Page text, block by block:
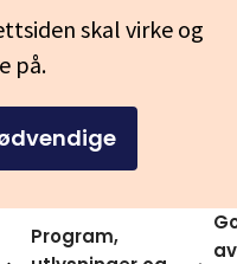
skal virke og
på.
Program,
av